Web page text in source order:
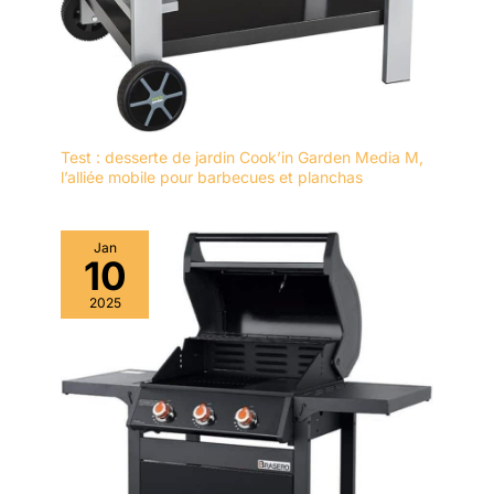
partageant des plats faits maison.
Test : desserte de jardin Cook’in Garden Media M,
l’alliée mobile pour barbecues et planchas
Jan
10
2025